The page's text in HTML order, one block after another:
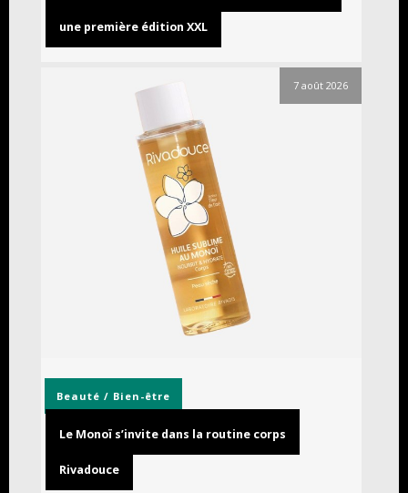
une première édition XXL
7 août 2026
Beauté / Bien-être
Le Monoï s’invite dans la routine corps
Rivadouce